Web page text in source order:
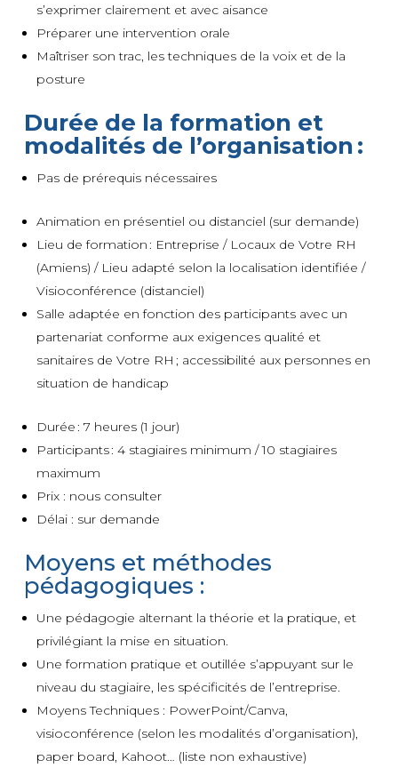
s’exprimer clairement et avec aisance
Préparer une intervention orale
Maîtriser son trac, les techniques de la voix et de la
posture
Durée de la formation et
modalités de l’organisation :
Pas de prérequis nécessaires
Animation en présentiel ou distanciel (sur demande)
Lieu de formation : Entreprise / Locaux de Votre RH
(Amiens) / Lieu adapté selon la localisation identifiée /
Visioconférence (distanciel)
Salle adaptée en fonction des participants avec un
partenariat conforme aux exigences qualité et
sanitaires de Votre RH ; accessibilité aux personnes en
situation de handicap
Durée : 7 heures (1 jour)
Participants : 4 stagiaires minimum / 10 stagiaires
maximum
Prix : nous consulter
Délai : sur demande
Moyens et méthodes
pédagogiques :
Une pédagogie alternant la théorie et la pratique, et
privilégiant la mise en situation.
Une formation pratique et outillée s’appuyant sur le
niveau du stagiaire, les spécificités de l’entreprise.
Moyens Techniques : PowerPoint/Canva,
visioconférence (selon les modalités d’organisation),
paper board, Kahoot… (liste non exhaustive)